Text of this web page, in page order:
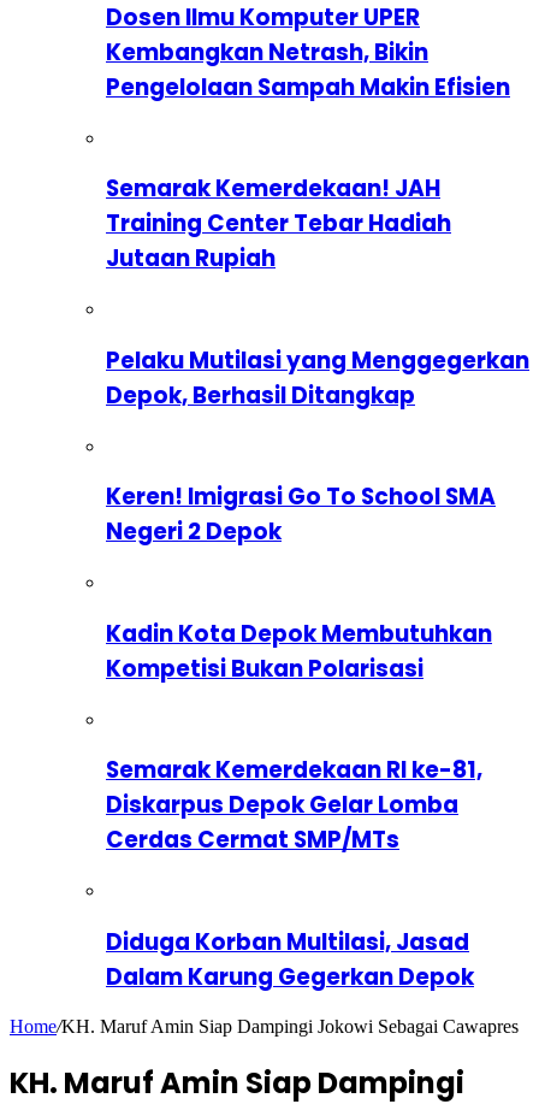
Dosen Ilmu Komputer UPER
Kembangkan Netrash, Bikin
Pengelolaan Sampah Makin Efisien
Semarak Kemerdekaan! JAH
Training Center Tebar Hadiah
Jutaan Rupiah
Pelaku Mutilasi yang Menggegerkan
Depok, Berhasil Ditangkap
Keren! Imigrasi Go To School SMA
Negeri 2 Depok
Kadin Kota Depok Membutuhkan
Kompetisi Bukan Polarisasi
Semarak Kemerdekaan RI ke-81,
Diskarpus Depok Gelar Lomba
Cerdas Cermat SMP/MTs
Diduga Korban Multilasi, Jasad
Dalam Karung Gegerkan Depok
Home/KH. Maruf Amin Siap Dampingi Jokowi Sebagai Cawapres
KH. Maruf Amin Siap Dampingi